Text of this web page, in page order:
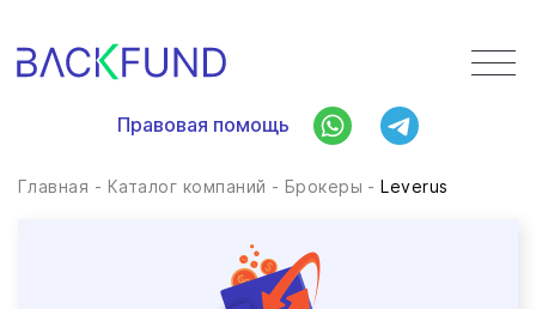
Правовая помощь
Правовая помощь
Главная - Каталог компаний - Брокеры - Leverus